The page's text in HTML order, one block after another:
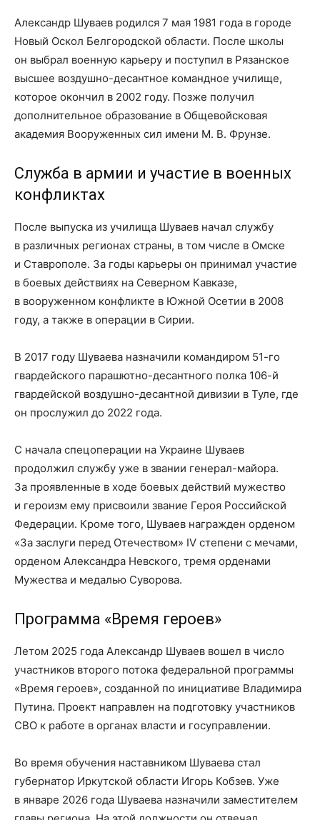
Александр Шуваев родился 7 мая 1981 года в городе
Новый Оскол Белгородской области. После школы
он выбрал военную карьеру и поступил в Рязанское
высшее воздушно-десантное командное училище,
которое окончил в 2002 году. Позже получил
дополнительное образование в Общевойсковая
академия Вооруженных сил имени М. В. Фрунзе.
Служба в армии и участие в военных
конфликтах
После выпуска из училища Шуваев начал службу
в различных регионах страны, в том числе в Омске
и Ставрополе. За годы карьеры он принимал участие
в боевых действиях на Северном Кавказе,
в вооруженном конфликте в Южной Осетии в 2008
году, а также в операции в Сирии.
В 2017 году Шуваева назначили командиром 51-го
гвардейского парашютно-десантного полка 106-й
гвардейской воздушно-десантной дивизии в Туле, где
он прослужил до 2022 года.
С начала спецоперации на Украине Шуваев
продолжил службу уже в звании генерал-майора.
За проявленные в ходе боевых действий мужество
и героизм ему присвоили звание Героя Российской
Федерации. Кроме того, Шуваев награжден орденом
«За заслуги перед Отечеством» IV степени с мечами,
орденом Александра Невского, тремя орденами
Мужества и медалью Суворова.
Программа «Время героев»
Летом 2025 года Александр Шуваев вошел в число
участников второго потока федеральной программы
«Время героев», созданной по инициативе Владимира
Путина. Проект направлен на подготовку участников
СВО к работе в органах власти и госуправлении.
Во время обучения наставником Шуваева стал
губернатор Иркутской области Игорь Кобзев. Уже
в январе 2026 года Шуваева назначили заместителем